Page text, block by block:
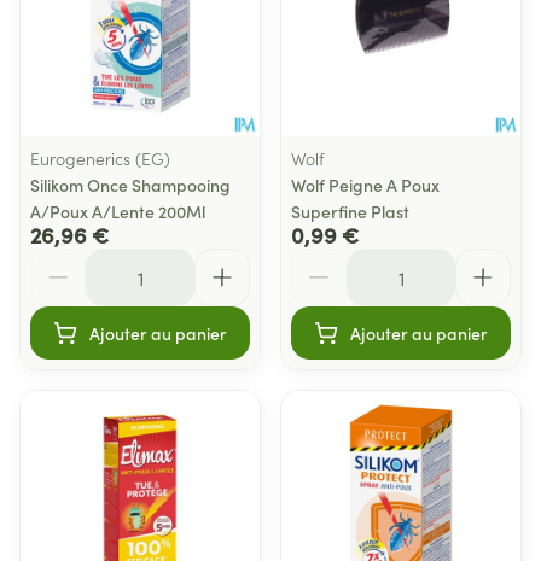
Eurogenerics (EG)
Silikom Once Shampooing
A/Poux A/Lente 200Ml
26,96 €
Ajouter au panier
Wolf
Wolf Peigne A Poux
Superfine Plast
0,99 €
Ajouter au panier